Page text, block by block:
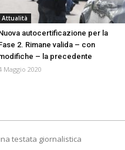
Attualità
autocertificazione per la
2. Rimane valida – con
– la precedente
Maggio 2020
testata giornalistica